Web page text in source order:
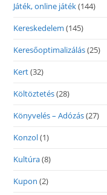
Játék, online játék(144)
Kereskedelem (145)
Keresőoptimalizálás(25)
Kert(32)
Költöztetés(28)
Könyvelés – Adózás(27)
Konzol(1)
Kultúra(8)
Kupon (2)